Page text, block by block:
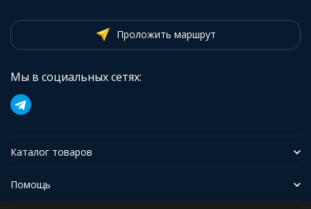
Проложить маршрут
Мы в социальных сетях:
Каталог товаров
Помощь